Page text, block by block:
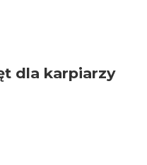
dla karpiarzy